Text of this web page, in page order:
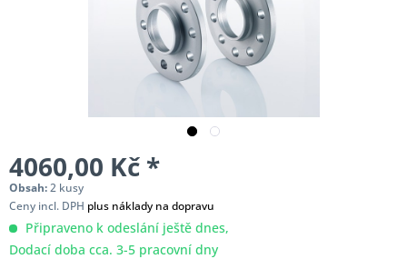
4060,00 Kč *
Obsah:2 kusy
Ceny incl. DPH plus náklady na dopravu
Připraveno k odeslání ještě dnes,
Dodací doba cca. 3-5 pracovní dny